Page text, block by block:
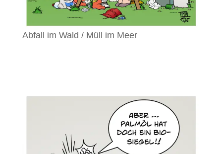
Abfall im Wald / Müll im Meer